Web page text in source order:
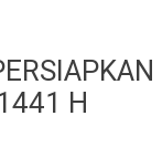
H